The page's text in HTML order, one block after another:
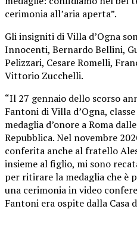
cerimonia all’aria aperta”.
Gli insigniti di Villa d’Ogna
Innocenti, Bernardo Bellini,
Pelizzari, Cesare Romelli,
Vittorio Zucchelli.
“Il 27 gennaio dello scorso
Fantoni di Villa d’Ogna,
medaglia d’onore a Roma
Repubblica. Nel novembre
conferita anche al fratello
insieme al figlio, mi sono
per ritirare la medaglia che è
una cerimonia in video
Fantoni era ospite dalla Casa